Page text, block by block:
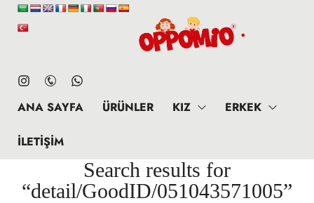
ANA SAYFA ÜRÜNLER KIZ ERKEK
İLETIŞIM
Search results for
“detail/GoodID/051043571005”